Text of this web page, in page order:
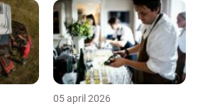
05 april 2026